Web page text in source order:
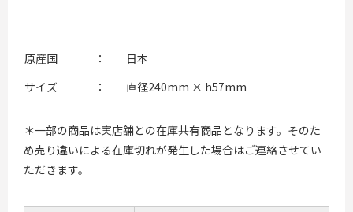
原産国 ：
日本
サイズ
： 直径240mm × h57mm
＊一部の商品は実店舗との在庫共有商品となります。そのた
め売り違いによる在庫切れが発生した場合はご連絡させてい
ただきます。